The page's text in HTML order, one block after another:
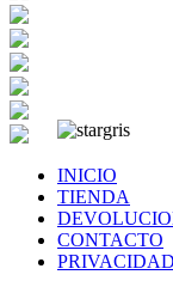
INICIO
TIENDA
CONTACTO
PRIVACIDAD